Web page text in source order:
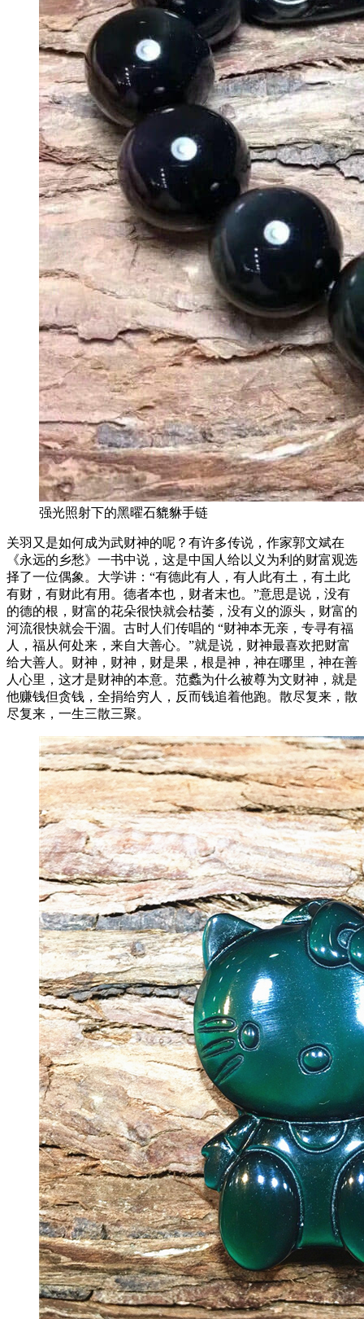
强光照射下的黑曜石貔貅手链
关羽又是如何成为武财神的呢？有许多传说，作家郭文斌在
《永远的乡愁》一书中说，这是中国人给以义为利的财富观选
择了一位偶象。大学讲：“有德此有人，有人此有土，有土此
有财，有财此有用。德者本也，财者末也。”意思是说，没有
的德的根，财富的花朵很快就会枯萎，没有义的源头，财富的
河流很快就会干涸。古时人们传唱的 “财神本无亲，专寻有福
人，福从何处来，来自大善心。”就是说，财神最喜欢把财富
给大善人。财神，财神，财是果，根是神，神在哪里，神在善
人心里，这才是财神的本意。范蠡为什么被尊为文财神，就是
他赚钱但贪钱，全捐给穷人，反而钱追着他跑。散尽复来，散
尽复来，一生三散三聚。